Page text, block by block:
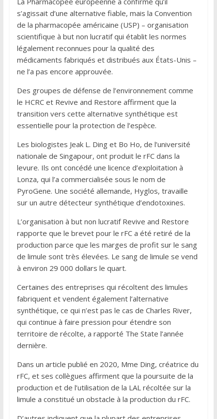
s’agissait d’une alternative fiable, mais la Convention
de la pharmacopée américaine (USP) – organisation
scientifique à but non lucratif qui établit les normes
légalement reconnues pour la qualité des
médicaments fabriqués et distribués aux États-Unis –
ne l’a pas encore approuvée.
Des groupes de défense de l’environnement comme
le HCRC et Revive and Restore affirment que la
transition vers cette alternative synthétique est
essentielle pour la protection de l’espèce.
Les biologistes Jeak L. Ding et Bo Ho, de l’université
nationale de Singapour, ont produit le rFC dans la
levure. Ils ont concédé une licence d’exploitation à
Lonza, qui l’a commercialisée sous le nom de
PyroGene. Une société allemande, Hyglos, travaille
sur un autre détecteur synthétique d’endotoxines.
L’organisation à but non lucratif Revive and Restore
rapporte que le brevet pour le rFC a été retiré de la
production parce que les marges de profit sur le sang
de limule sont très élevées. Le sang de limule se vend
à environ 29 000 dollars le quart.
Certaines des entreprises qui récoltent des limules
fabriquent et vendent également l’alternative
synthétique, ce qui n’est pas le cas de Charles River,
qui continue à faire pression pour étendre son
territoire de récolte, a rapporté The State l’année
dernière.
Dans un article publié en 2020, Mme Ding, créatrice du
rFC, et ses collègues affirment que la poursuite de la
production et de l’utilisation de la LAL récoltée sur la
limule a constitué un obstacle à la production du rFC.